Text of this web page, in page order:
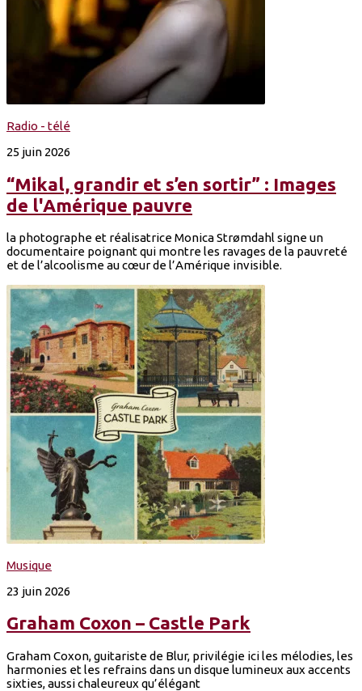
Radio - télé
25 juin 2026
“Mikal, grandir et s’en sortir” : Images
de l'Amérique pauvre
la photographe et réalisatrice Monica Strømdahl signe un
documentaire poignant qui montre les ravages de la pauvreté
et de l’alcoolisme au cœur de l’Amérique invisible.
Musique
23 juin 2026
Graham Coxon – Castle Park
Graham Coxon, guitariste de Blur, privilégie ici les mélodies, les
harmonies et les refrains dans un disque lumineux aux accents
sixties, aussi chaleureux qu’élégant